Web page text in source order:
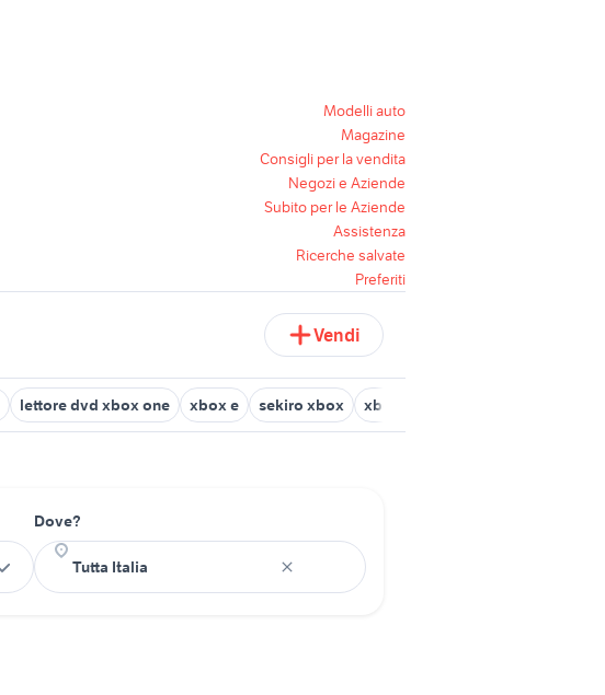
Modelli auto
Magazine
Consigli per la vendita
Negozi e Aziende
Subito per le Aziende
Assistenza
Ricerche salvate
Preferiti
Vendi
lettore dvd xbox one xbox e sekiro xbox xbox kinect
Dove?